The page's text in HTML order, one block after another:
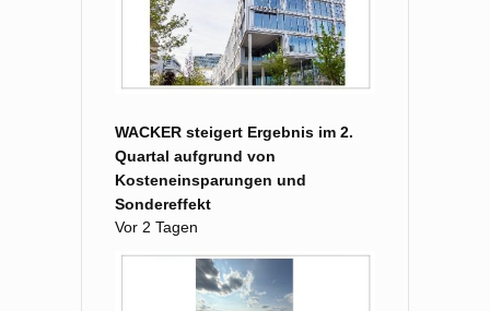
WACKER steigert Ergebnis im 2.
Quartal aufgrund von
Kosteneinsparungen und
Sondereffekt
Vor 2 Tagen